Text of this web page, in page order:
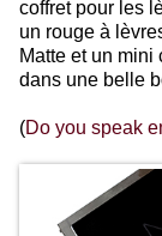
coffret pour les
un rouge à
Matte et un mini
dans une belle
(Do you speak